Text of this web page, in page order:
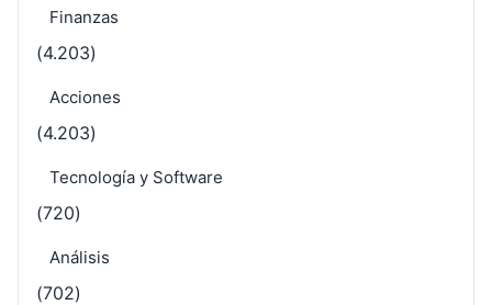
Finanzas
(4.203)
Acciones
(4.203)
Tecnología y Software
(720)
Análisis
(702)